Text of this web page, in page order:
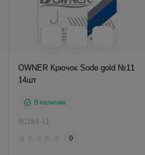
OWNER Крючок Sode gold №11
14шт
В наличии
50284-11
0